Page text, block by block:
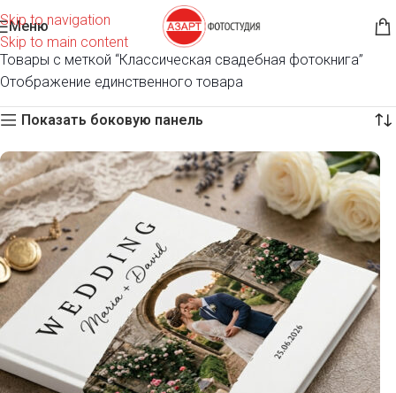
Skip to navigation
Skip to main content
Меню
Главная
Товары с меткой “Классическая свадебная фотокнига”
Отображение единственного товара
Показать боковую панель